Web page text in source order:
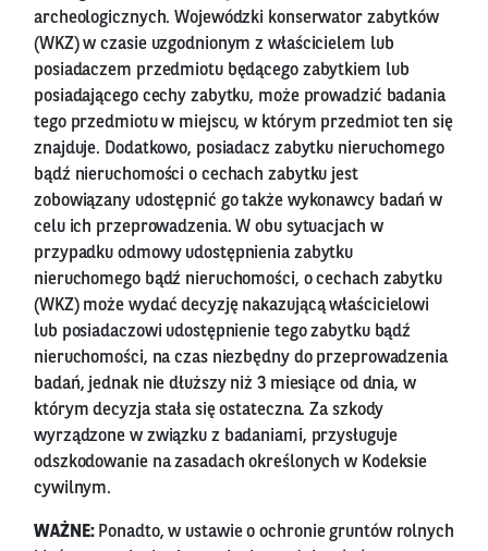
archeologicznych. Wojewódzki konserwator zabytków
(WKZ) w czasie uzgodnionym z właścicielem lub
posiadaczem przedmiotu będącego zabytkiem lub
posiadającego cechy zabytku, może prowadzić badania
tego przedmiotu w miejscu, w którym przedmiot ten się
znajduje. Dodatkowo, posiadacz zabytku nieruchomego
bądź nieruchomości o cechach zabytku jest
zobowiązany udostępnić go także wykonawcy badań w
celu ich przeprowadzenia. W obu sytuacjach w
przypadku odmowy udostępnienia zabytku
nieruchomego bądź nieruchomości, o cechach zabytku
(WKZ) może wydać decyzję nakazującą właścicielowi
lub posiadaczowi udostępnienie tego zabytku bądź
nieruchomości, na czas niezbędny do przeprowadzenia
badań, jednak nie dłuższy niż 3 miesiące od dnia, w
którym decyzja stała się ostateczna. Za szkody
wyrządzone w związku z badaniami, przysługuje
odszkodowanie na zasadach określonych w Kodeksie
cywilnym.
WAŻNE:Ponadto, w ustawie o ochronie gruntów rolnych